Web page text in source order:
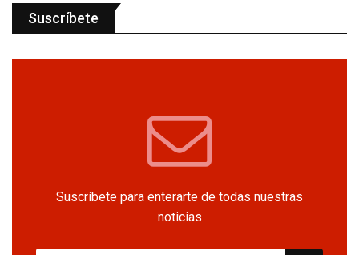
Suscríbete
Suscríbete para enterarte de todas nuestras
noticias